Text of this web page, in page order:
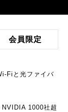
会員限定
Fiと光ファイバ
1000社超